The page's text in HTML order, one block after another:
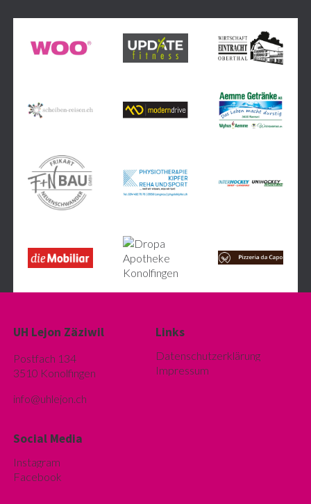
UH Lejon Zäziwil
Postfach 134
3510 Konolfingen
info@uhlejon.ch
Links
Datenschutzerklärung
Impressum
Social Media
Instagram
Facebook